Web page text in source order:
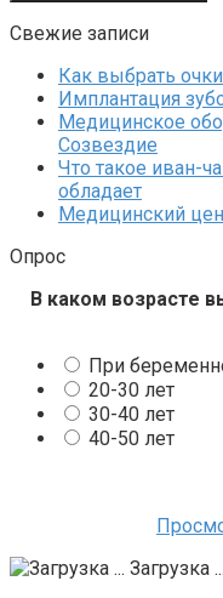
Свежие записи
Как выбрать
Имплантация
Медицинское
Созвездие
Что такое иван-
обладает
Медицинский
Опрос
В каком возрасте
При
20-30 лет
30-40 лет
40-50 лет
Загрузка ...